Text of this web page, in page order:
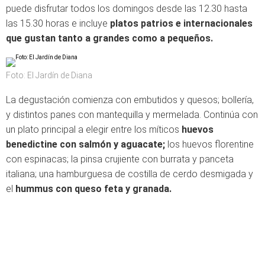
puede disfrutar todos los domingos desde las 12.30 hasta
las 15.30 horas e incluye platos patrios e internacionales
que gustan tanto a grandes como a pequeños.
Foto: El Jardín de Diana
La degustación comienza con embutidos y quesos; bollería,
y distintos panes con mantequilla y mermelada. Continúa con
un plato principal a elegir entre los míticos huevos
benedictine con salmón y aguacate; los huevos florentine
con espinacas; la pinsa crujiente con burrata y panceta
italiana; una hamburguesa de costilla de cerdo desmigada y
el hummus con queso feta y granada.